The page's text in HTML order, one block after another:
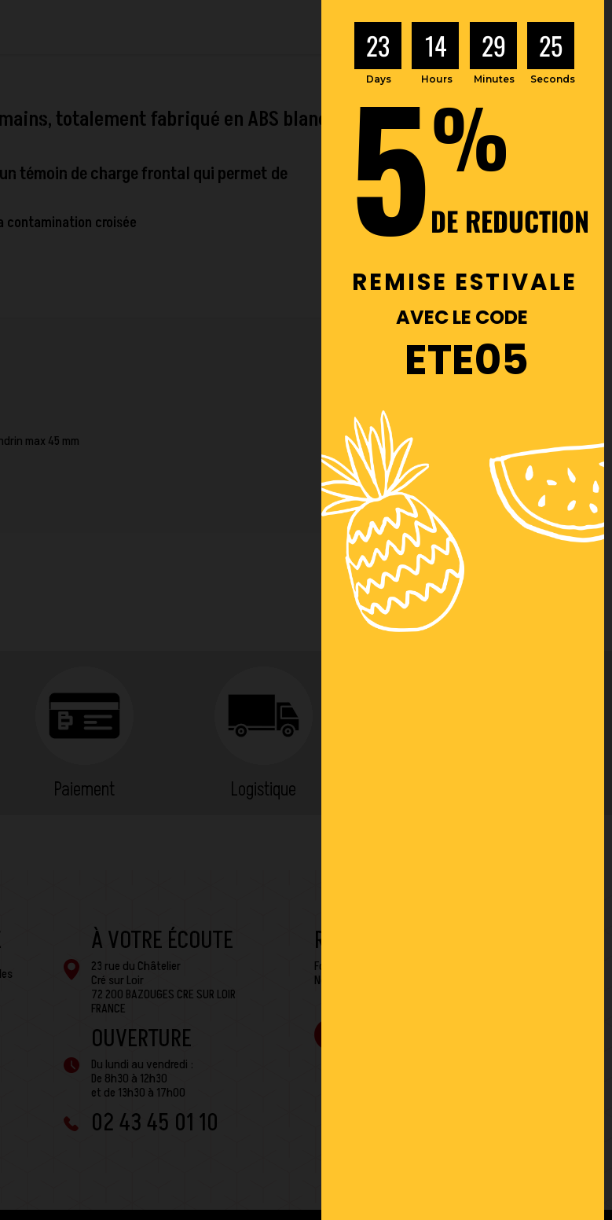
totalement fabriqué en ABS blanc
témoin de charge frontal qui permet de
contamination croisée
max 45 mm
Paiement Logistique
À VOTRE ÉCOUTE
23 rue du Châtelier
Cré sur Loir
72 200 BAZOUGES CRE SUR LOIR
FRANCE
OUVERTURE
Du lundi au vendredi :
De 8h30 à 12h30
et de 13h30 à 17h00
02 43 45 01 10
RESTONS EN CONTACT
Formulaire de contact
Newsletter
5%
DE REDUCTION
REMISE ESTIVALE
AVEC LE CODE
ETE05
23 14 29 24
Days Hours Minutes Seconds